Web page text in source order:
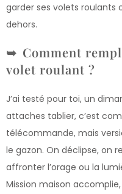
garder ses volets roulants
dehors.
Comment
volet roulant ?
J’ai testé pour toi, un
attaches tablier, c’est
télécommande, mais
le gazon. On déclipse, on
affronter l’orage ou la
Mission maison